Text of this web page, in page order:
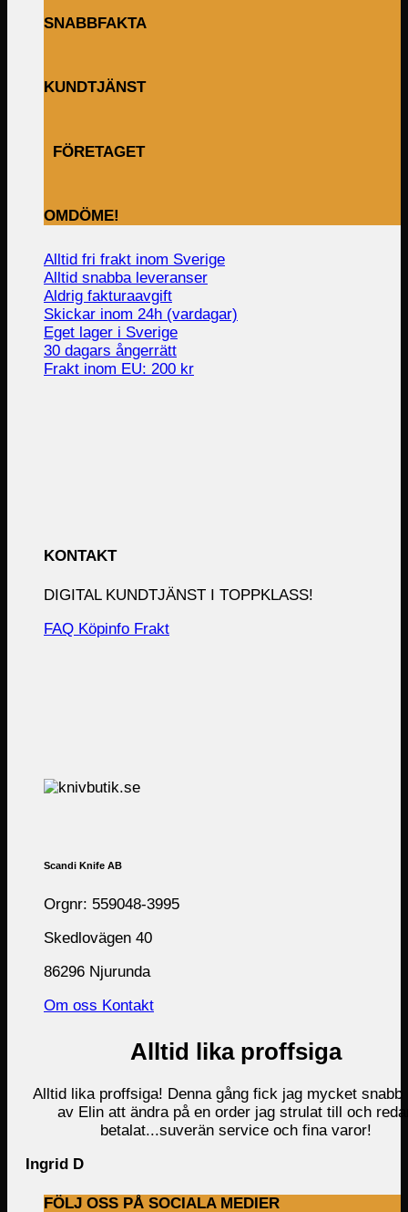
SNABBFAKTA
KUNDTJÄNST
FÖRETAGET
OMDÖME!
Alltid fri frakt inom Sverige
Alltid snabba leveranser
Aldrig fakturaavgift
Skickar inom 24h (vardagar)
Eget lager i Sverige
30 dagars ångerrätt
Frakt inom EU: 200 kr
KONTAKT
DIGITAL KUNDTJÄNST I TOPPKLASS!
FAQ Köpinfo Frakt
Scandi Knife AB
Orgnr: 559048-3995
Skedlovägen 40
86296 Njurunda
Om oss Kontakt
Alltid lika proffsiga
Alltid lika proffsiga! Denna gång fick jag mycket snabb
av Elin att ändra på en order jag strulat till och
betalat...suverän service och fina varor!
Ingrid D
FÖLJ OSS PÅ SOCIALA MEDIER